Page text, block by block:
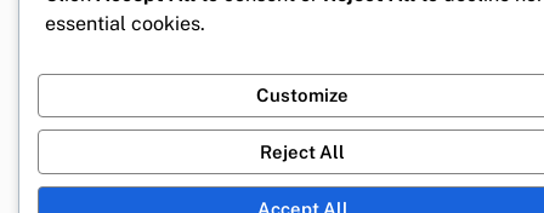
essential cookies.
Customize
Reject All
Accept All